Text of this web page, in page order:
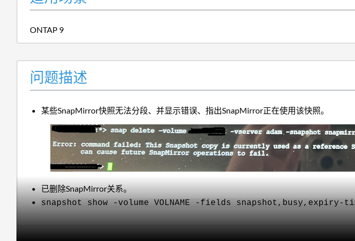
ONTAP 9
问题描述
某些SnapMirror快照无法分段、并显示错误、指出SnapMirror正在使用该快照。
已删除SnapMirror关系。
snapshot show -volume VOLNAME -fields snapshot,busy,expiry-